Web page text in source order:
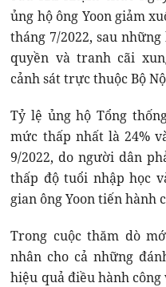
ủng hộ ông Yoon giảm
tháng 7/2022, sau
quyền và tranh cãi
cảnh sát trực thuộc Bộ
Tỷ lệ ủng hộ Tổng
mức thấp nhất là 24%
9/2022, do người dân
thấp độ tuổi nhập học
gian ông Yoon tiến hành
Trong cuộc thăm dò
nhân cho cả những
hiệu quả điều hành